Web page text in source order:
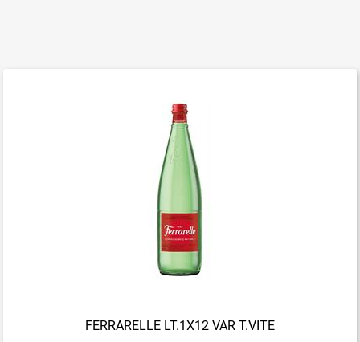
FERRARELLE LT.1X12 VAR T.VITE